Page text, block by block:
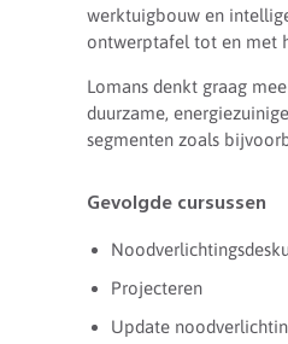
werktuigbouw en
ontwerptafel tot en met
Lomans denkt graag
duurzame,
segmenten zoals
Gevolgde cursussen
Projecteren
Update